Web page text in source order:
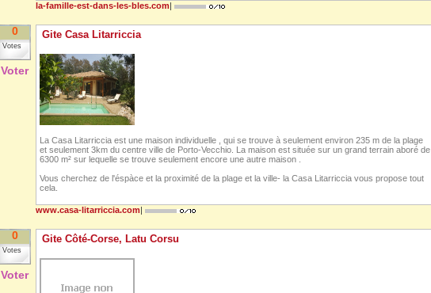
la-famille-est-dans-les-bles.com
0
Votes
Voter
Gite Casa Litarriccia
La Casa Litarriccia est une maison individuelle , qui se trouve à seulement environ 235 m de la plage
et seulement 3km du centre ville de Porto-Vecchio. La maison est située sur un grand terrain aboré de
6300 m² sur lequelle se trouve seulement encore une autre maison .
Vous cherchez de l'éspàce et la proximité de la plage et la ville- la Casa Litarriccia vous propose tout
cela.
www.casa-litarriccia.com
0
Votes
Voter
Gite Côté-Corse, Latu Corsu